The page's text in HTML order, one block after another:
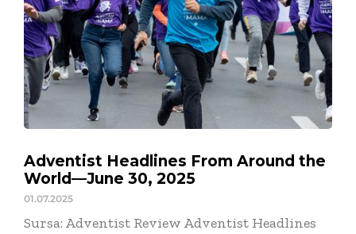
Adventist Headlines From Around the
World—June 30, 2025
01.07.2025
Sursa: Adventist Review Adventist Headlines